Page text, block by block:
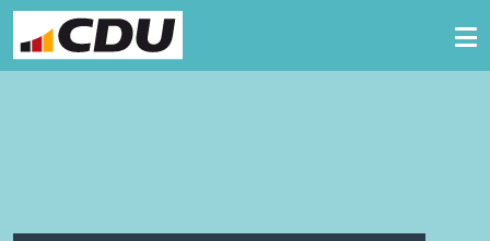
Zum Inhalt springen